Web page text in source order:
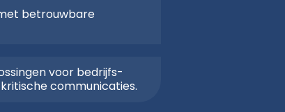
betrouwbare
voor bedrijfs-
communicaties.